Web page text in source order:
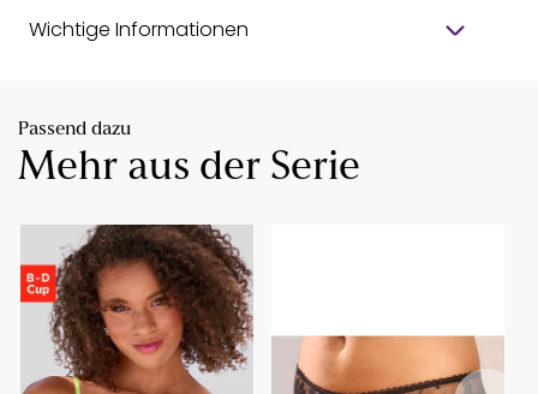
Wichtige Informationen
Passend dazu
Mehr aus der Serie